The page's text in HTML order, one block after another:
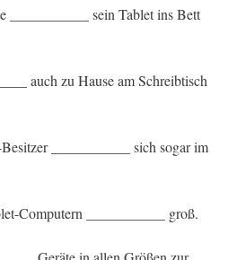
___________ sein Tablet ins Bett
auch zu Hause am Schreibtisch
___________ sich sogar im
Computern ___________ groß.